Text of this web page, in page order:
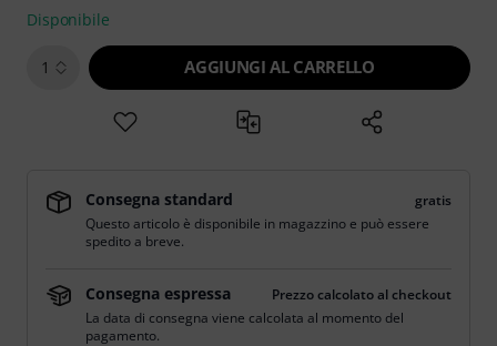
Disponibile
1 AGGIUNGI AL CARRELLO
Consegna standard
gratis
Questo articolo è disponibile in magazzino e può essere
spedito a breve.
Consegna espressa
Prezzo calcolato al checkout
La data di consegna viene calcolata al momento del
pagamento.